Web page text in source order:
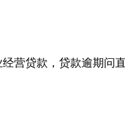
营贷款，贷款逾期问